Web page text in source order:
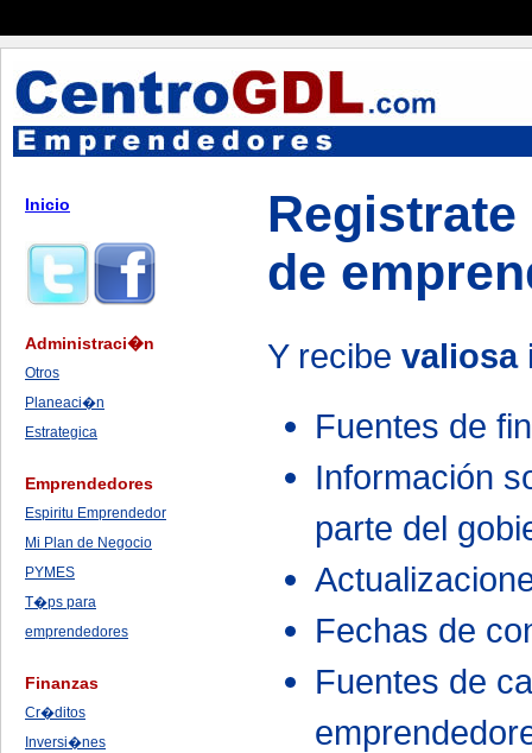
Inicio
Administraci�n
Otros
Planeaci�n
Estrategica
Emprendedores
Espiritu Emprendedor
Mi Plan de Negocio
PYMES
T�ps para
emprendedores
Finanzas
Cr�ditos
Inversi�nes
de
Y recibe valiosa
Fuentes de
Información
parte del
Fechas de
Fuentes de